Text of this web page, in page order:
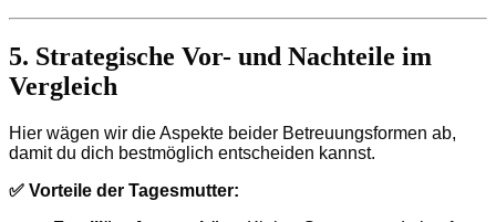
5. Strategische Vor- und Nachteile im
Vergleich
Hier wägen wir die Aspekte beider Betreuungsformen ab,
damit du dich bestmöglich entscheiden kannst.
✅ Vorteile der Tagesmutter: